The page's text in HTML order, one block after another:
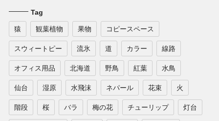
Tag
猿 観葉植物 果物 コピースペース
スウィートピー 流氷 道 カラー 線路
オフィス用品 北海道 野鳥 紅葉 水鳥
仙台 湿原 水飛沫 ネパール 花束 火
階段 桜 バラ 梅の花 チューリップ 灯台